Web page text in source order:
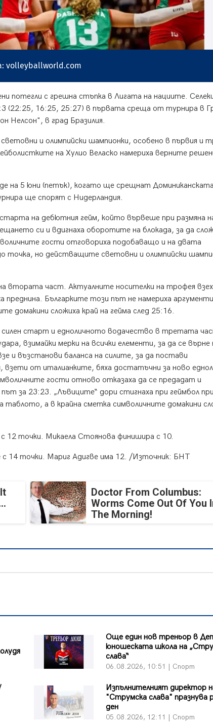
volleyballworld.com
потегли с грешна стъпка в Лигата на нациите.
(22:25, 16:25, 25:27) в първата среща от турнира в
Нелсон", в град Бразилия.
и олимпийски шампионки, особено в първия и
на Хулио Веласко намериха верните
на 5 юни (петък), когато ще срещнат Доминиканската
ще спорят с Нидерландия.
на дебютния гейм, който вървеше при размяна
си и вдигнаха оборотите на блокада, за да
гости отговориха подобаващо и на двата
точка, но действащите световни и олимпийски
втората част. Актуалните носителки на трофея
преднина. Българките този път не намериха
домакини сложиха край на гейма след 25:16.
силен старт и едноличното водачество в третата
взимайки мерки на всички елементи, за да се върне
и възстанови баланса на силите, за да постави
от италианките, бяха достатъчни за ново
гости отново отказаха да се предадат и
за 23:23. „Лъвиците“ дори стигнаха при геймбол при
а в крайна сметка символичните домакини
с 12 точки. Микаела Стоянова финишира с 10.
с 14 точки. Мариг Адигве има 12. /Източник: БНТ
Doctor From Columbus:
Worms Come Out Of You
The Morning!
Още един нов треньор в
юношеската школа на
слава“
06.08.2026, 10:51 | Спорт
Изпълнителният директор
"Струмска слава" празнува
ден
05.08.2026, 12:11 | Спорт